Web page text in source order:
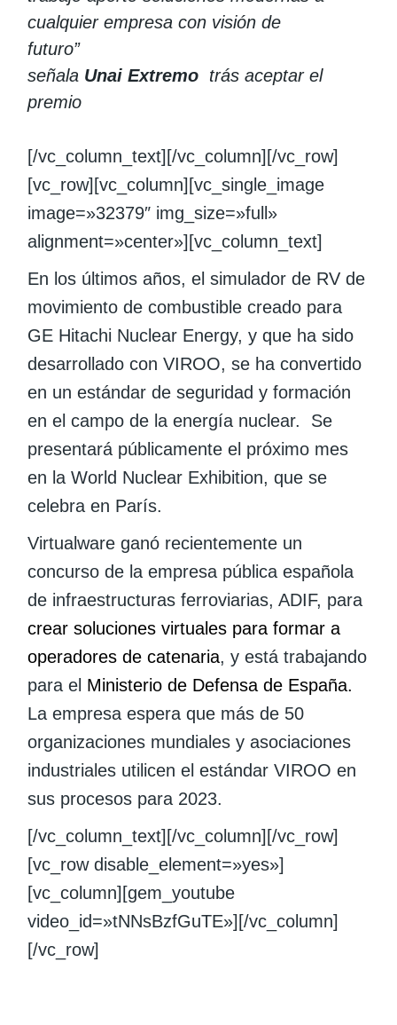
cualquier empresa con visión de
futuro”
señala Unai Extremo trás aceptar el
premio
[/vc_column_text][/vc_column][/vc_row]
[vc_row][vc_column][vc_single_image
image=»32379″ img_size=»full»
alignment=»center»][vc_column_text]
En los últimos años, el simulador de RV de
movimiento de combustible creado para
GE Hitachi Nuclear Energy, y que ha sido
desarrollado con VIROO, se ha convertido
en un estándar de seguridad y formación
en el campo de la energía nuclear. Se
presentará públicamente el próximo mes
en la World Nuclear Exhibition, que se
celebra en París.
Virtualware ganó recientemente un
concurso de la empresa pública española
de infraestructuras ferroviarias, ADIF, para
crear soluciones virtuales para formar a
operadores de catenaria, y está trabajando
para el Ministerio de Defensa de España.
La empresa espera que más de 50
organizaciones mundiales y asociaciones
industriales utilicen el estándar VIROO en
sus procesos para 2023.
[/vc_column_text][/vc_column][/vc_row]
[vc_row disable_element=»yes»]
[vc_column][gem_youtube
video_id=»tNNsBzfGuTE»][/vc_column]
[/vc_row]